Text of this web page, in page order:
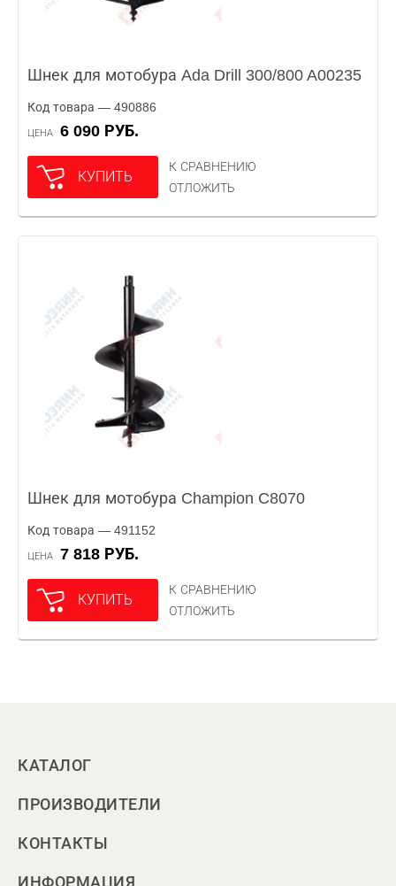
Шнек для мотобура Ada Drill 300/800 A00235
Код товара — 490886
ЦЕНА 6 090 РУБ.
КУПИТЬ
К СРАВНЕНИЮ
ОТЛОЖИТЬ
Шнек для мотобура Champion C8070
Код товара — 491152
ЦЕНА 7 818 РУБ.
КУПИТЬ
К СРАВНЕНИЮ
ОТЛОЖИТЬ
КАТАЛОГ
ПРОИЗВОДИТЕЛИ
КОНТАКТЫ
ИНФОРМАЦИЯ